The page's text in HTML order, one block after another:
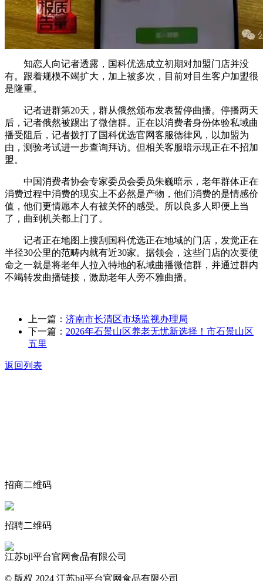
知恋人向记者透露，国科优选成立初期对加盟门店并没
有。跟着规模不竭扩大，加上被多次，目前对目生客户加盟很
是隆重。
记者进群第20天，群从俄然颁布发表暂停曲播。停播两天
后，记者俄然被踢出了微信群。正在以消费者身份体验私域曲
播受阻后，记者拨打了国科优选官网客服德律风，以加盟为
由，测验考试进一步查询拜访。但相关客服暗示现正在不招加
盟。
中国消费者协会专家委员会委员朱巍暗示，老年群体正在
消费过程中消费的现实上不必然是产物，他们消费的是情感价
值，他们更情愿本人有被关怀的感受。所以良多人即便上当
了，曲到机关都上门了。
记者正在地图上搜刮国科优选正在地域的门店，发觉正在
半径30公里的范畴内就有近30家。据领会，这些门店的次要使
命之一就是将老年人拉入特地的私域曲播微信群，并通过群内
不竭转发曲播链接，激励老年人旁不雅曲播。
上一篇： 济南市长清区市场监视办理局
下一篇： 2026年石景山区养老无忧新选择！市石景山区
五里
返回列表
招商二维码
招聘二维码
江苏bjl平台官网食品有限公司
© 版权 2024 江苏bjl平台官网食品有限公司